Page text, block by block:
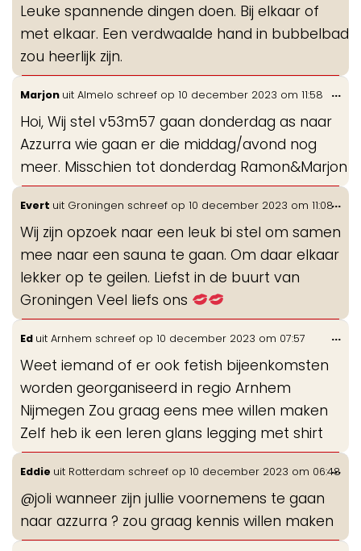
Leuke spannende dingen doen. Bij elkaar of
met elkaar. Een verdwaalde hand in bubbelbad
zou heerlijk zijn.
Marjon uit Almelo schreef op 10 december 2023 om 11:58
Hoi, Wij stel v53m57 gaan donderdag as naar
Azzurra wie gaan er die middag/avond nog
meer. Misschien tot donderdag Ramon&Marjon
...
Evert uit Groningen schreef op 10 december 2023 om 11:08
Wij zijn opzoek naar een leuk bi stel om samen
mee naar een sauna te gaan. Om daar elkaar
lekker op te geilen. Liefst in de buurt van
Groningen Veel liefs ons
...
Ed uit Arnhem schreef op 10 december 2023 om 07:57
Weet iemand of er ook fetish bijeenkomsten
worden georganiseerd in regio Arnhem
Nijmegen Zou graag eens mee willen maken
Zelf heb ik een leren glans legging met shirt
...
Eddie uit Rotterdam schreef op 10 december 2023 om 06:48
@joli wanneer zijn jullie voornemens te gaan
naar azzurra ? zou graag kennis willen maken
...